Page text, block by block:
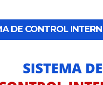
DE CONTROL